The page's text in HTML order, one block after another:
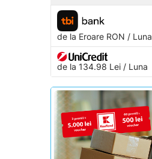
de la EroareRON / Luna
de la 134.98 Lei / Luna